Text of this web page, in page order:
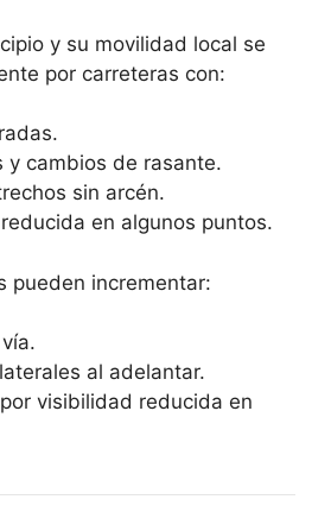
y su movilidad local se
por carreteras con:
y cambios de rasante.
sin arcén.
en algunos puntos.
pueden incrementar:
al adelantar.
visibilidad reducida en